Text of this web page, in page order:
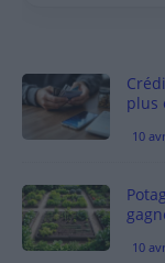
plus
10
10